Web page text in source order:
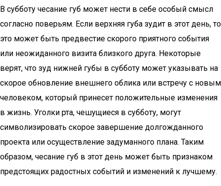
В субботу чесание губ может нести в себе особый смысл
согласно поверьям. Если верхняя губа зудит в этот день, то
это может быть предвестие скорого приятного события
или неожиданного визита близкого друга. Некоторые
верят, что зуд нижней губы в субботу может указывать на
скорое обновление внешнего облика или встречу с новым
человеком, который принесет положительные изменения
в жизнь. Уголки рта, чешущиеся в субботу, могут
символизировать скорое завершение долгожданного
проекта или осуществление задуманного плана. Таким
образом, чесание губ в этот день может быть признаком
предстоящих радостных событий и изменений к лучшему.